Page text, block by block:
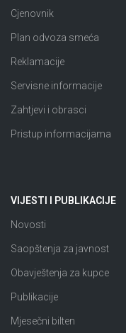
Cjenovnik
Plan odvoza smeća
Reklamacije
Servisne informacije
Zahtjevi i obrasci
Pristup informacijama
VIJESTI I PUBLIKACIJE
Novosti
Saopštenja za javnost
Obavještenja za kupce
Publikacije
Mjesečni bilten